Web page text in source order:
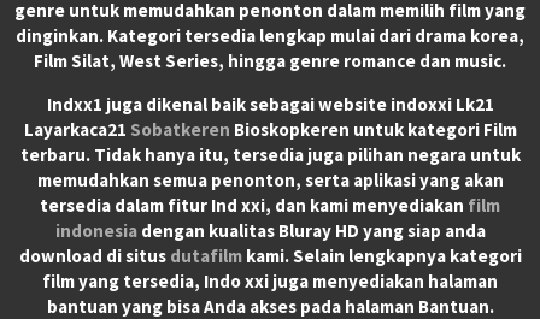
genre untuk memudahkan penonton dalam memilih film yang
dinginkan. Kategori tersedia lengkap mulai dari drama korea,
Film Silat, West Series, hingga genre romance dan music.
Indxx1 juga dikenal baik sebagai website indoxxi Lk21
Layarkaca21 Sobatkeren Bioskopkeren untuk kategori Film
terbaru. Tidak hanya itu, tersedia juga pilihan negara untuk
memudahkan semua penonton, serta aplikasi yang akan
tersedia dalam fitur Ind xxi, dan kami menyediakan film
indonesiadengan kualitas Bluray HD yang siap anda
download di situs dutafilmkami. Selain lengkapnya kategori
film yang tersedia, Indo xxi juga menyediakan halaman
bantuan yang bisa Anda akses pada halaman Bantuan.